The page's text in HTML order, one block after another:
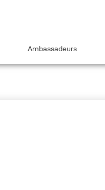
Ambassadeurs